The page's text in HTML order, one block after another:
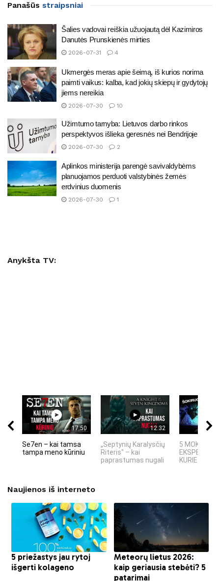
Panašūs straipsniai
Šalies vadovai reiškia užuojautą dėl Kazimiros
Danutės Prunskienės mirties
2026-07-31 4
Ukmergės meras apie šeimą, iš kurios norima
paimti vaikus: kalba, kad jokių skiepų ir gydytojų
jiems nereikia
2026-07-30 10
Užimtumo tarnyba: Lietuvos darbo rinkos
perspektyvos išlieka geresnės nei Bendrijoje
2026-07-30 2
Aplinkos ministerija parengė savivaldybėms
planuojamos perduoti valstybinės žemės
erdvinius duomenis
2026-07-30 1
Anykšta TV:
17:50
Se7en – kai tamsa
tampa meno kūriniu
12:32
„Septynių Karalysčių
Riteris" – kai
paprastumas nugali
5 MOKSLINIAI
KURIE
Naujienos iš interneto